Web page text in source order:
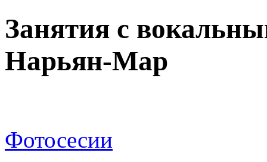
Занятия с
Нарьян-Мар
Фотосесии